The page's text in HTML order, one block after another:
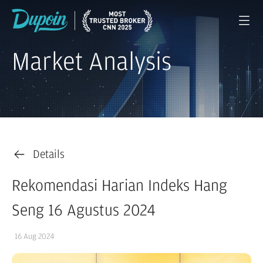
Market Analysis
Details
Rekomendasi Harian Indeks Hang
Seng 16 Agustus 2024
16 Aug 2024